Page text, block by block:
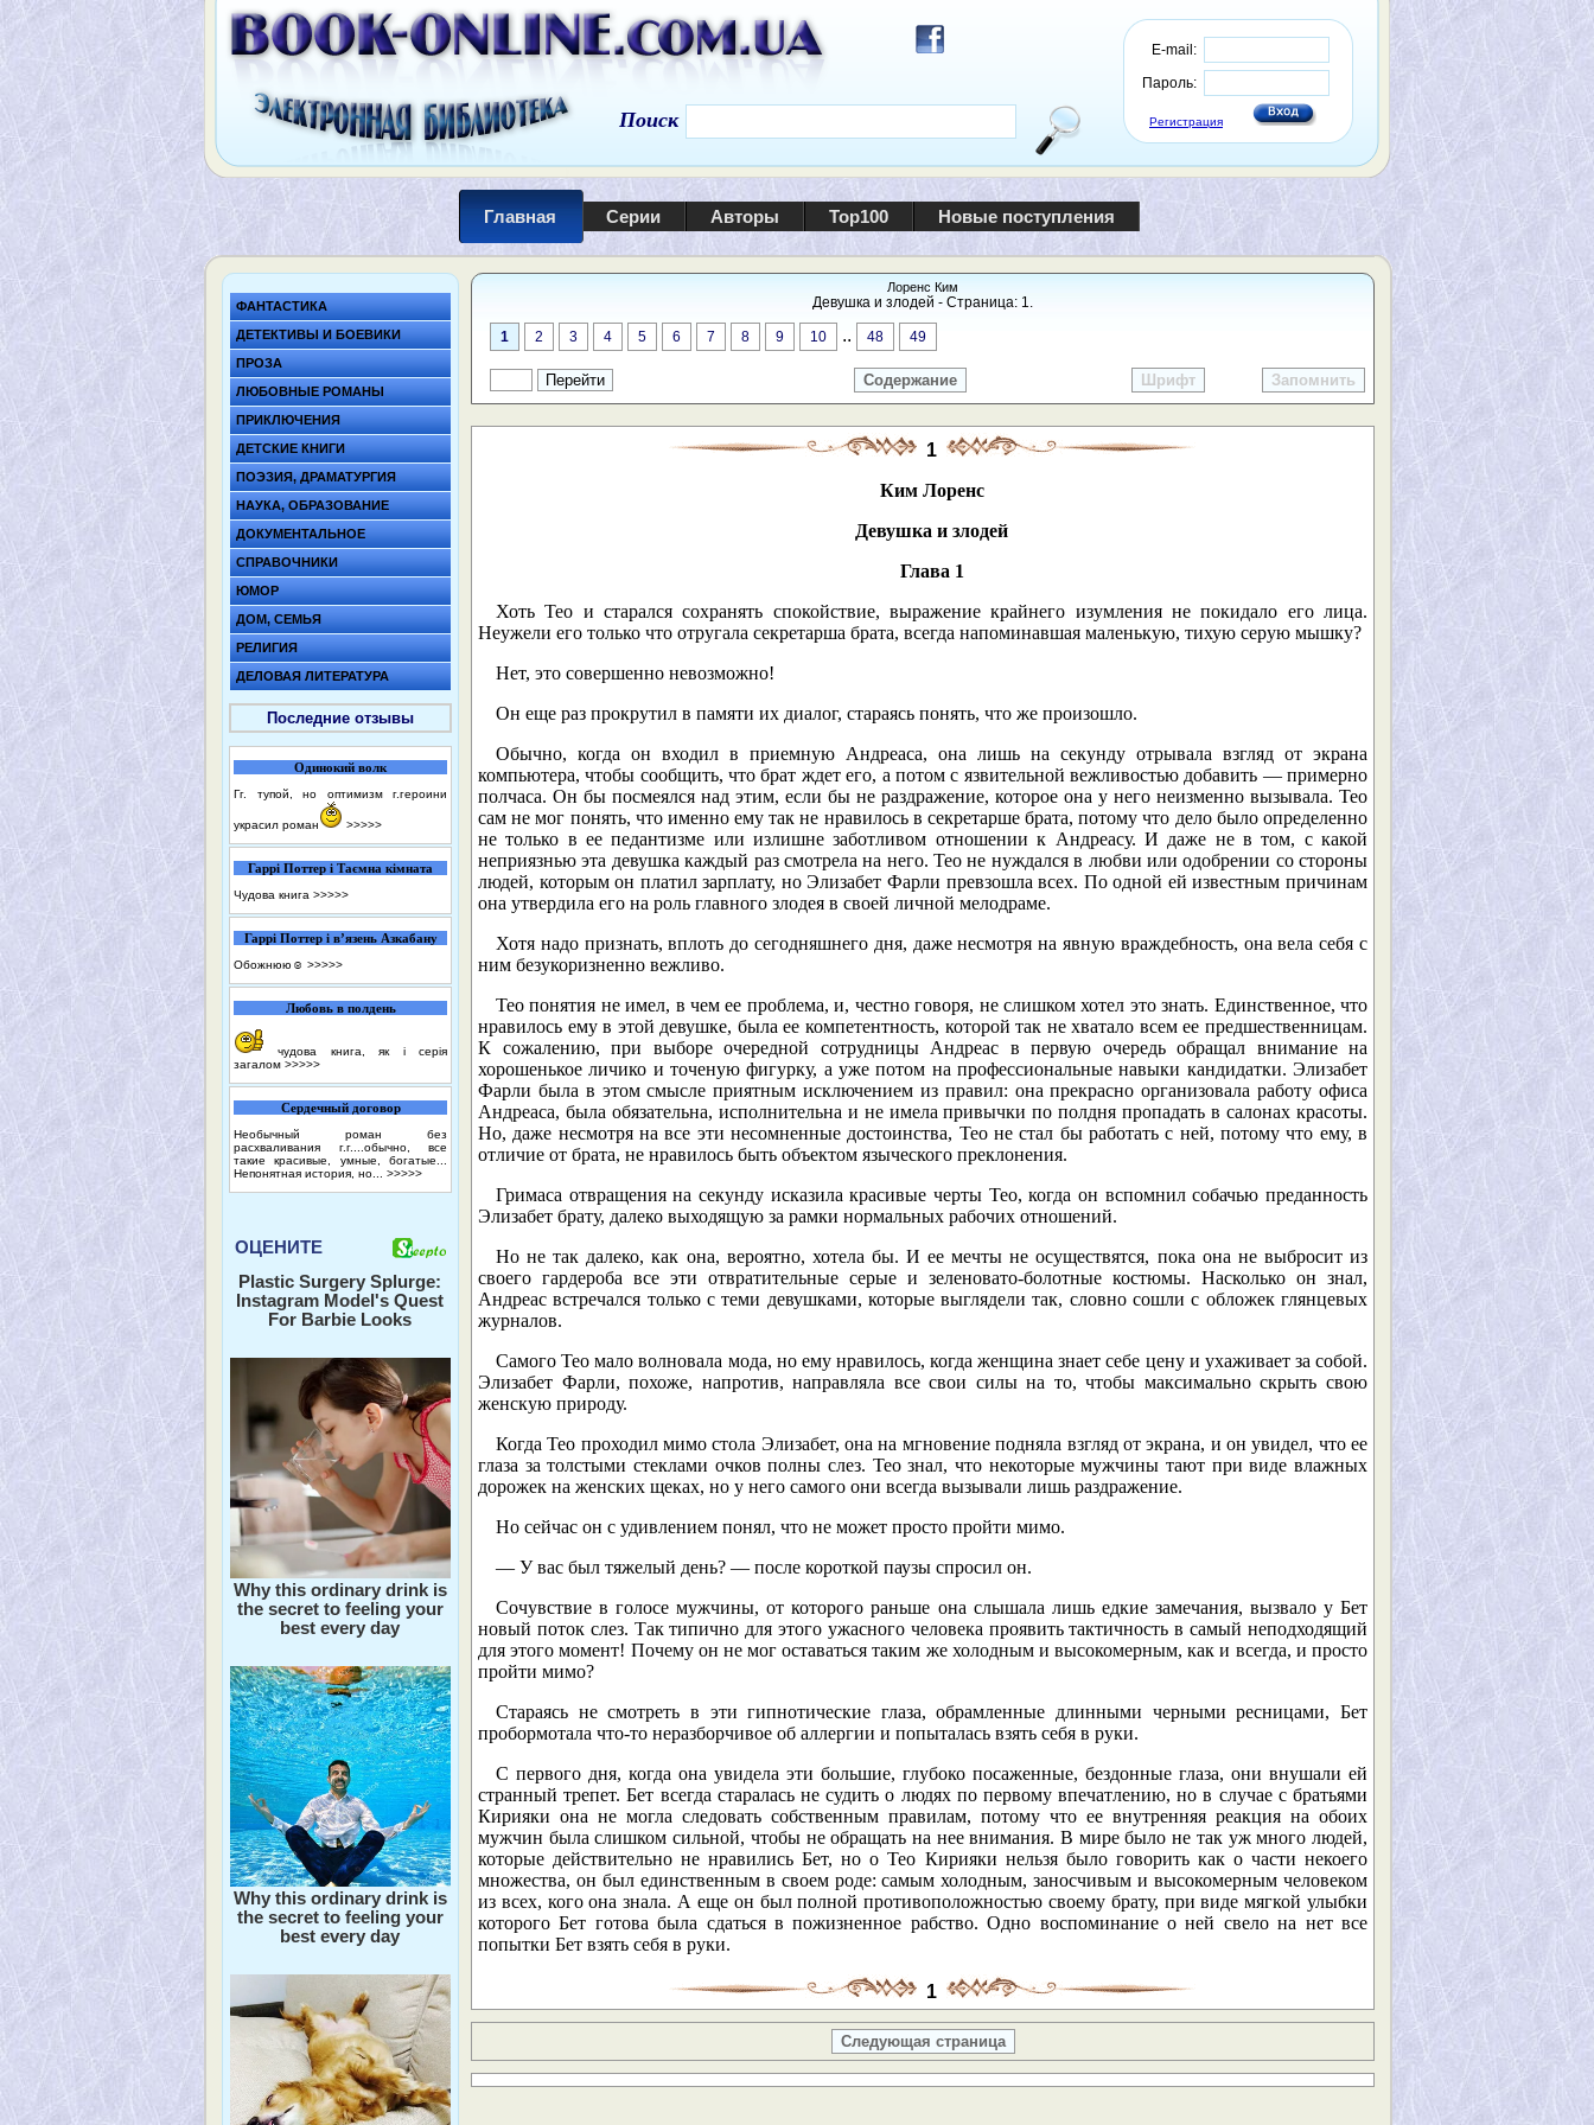
E-mail:
Пароль:
Регистрация
Поиск
Главная Серии Авторы Top100 Новые поступления
ФАНТАСТИКА
ДЕТЕКТИВЫ И БОЕВИКИ
ПРОЗА
ЛЮБОВНЫЕ РОМАНЫ
ПРИКЛЮЧЕНИЯ
ДЕТСКИЕ КНИГИ
ПОЭЗИЯ, ДРАМАТУРГИЯ
НАУКА, ОБРАЗОВАНИЕ
ДОКУМЕНТАЛЬНОЕ
СПРАВОЧНИКИ
ЮМОР
ДОМ, СЕМЬЯ
РЕЛИГИЯ
ДЕЛОВАЯ ЛИТЕРАТУРА
Последние отзывы
Одинокий волк
Гг. тупой, но оптимизм г.героини
украсил роман >>>>>
Гаррі Поттер і Таємна кімната
Чудова книга >>>>>
Гаррі Поттер і в’язень Азкабану
Обожнюю☺️ >>>>>
Любовь в полдень
чудова книга, як і серія
загалом >>>>>
Сердечный договор
Необычный роман без
расхваливания г.г....обычно, все
такие красивые, умные, богатые...
Непонятная история, но... >>>>>
ОЦЕНИТЕ
Plastic Surgery Splurge:
Instagram Model's Quest
For Barbie Looks
Why this ordinary drink is
the secret to feeling your
best every day
Why this ordinary drink is
the secret to feeling your
best every day
Лоренс Ким
Девушка и злодей - Страница: 1.
1 2 3 4 5 6 7 8 9 10 .. 48 49
Содержание Шрифт Запомнить
1
Ким Лоренс
Девушка и злодей
Глава 1
Хоть Тео и старался сохранять спокойствие, выражение крайнего изумления не покидало его лица.
Неужели его только что отругала секретарша брата, всегда напоминавшая маленькую, тихую серую мышку?
Нет, это совершенно невозможно!
Он еще раз прокрутил в памяти их диалог, стараясь понять, что же произошло.
Обычно, когда он входил в приемную Андреаса, она лишь на секунду отрывала взгляд от экрана
компьютера, чтобы сообщить, что брат ждет его, а потом с язвительной вежливостью добавить — примерно
полчаса. Он бы посмеялся над этим, если бы не раздражение, которое она у него неизменно вызывала. Тео
сам не мог понять, что именно ему так не нравилось в секретарше брата, потому что дело было определенно
не только в ее педантизме или излишне заботливом отношении к Андреасу. И даже не в том, с какой
неприязнью эта девушка каждый раз смотрела на него. Тео не нуждался в любви или одобрении со стороны
людей, которым он платил зарплату, но Элизабет Фарли превзошла всех. По одной ей известным причинам
она утвердила его на роль главного злодея в своей личной мелодраме.
Хотя надо признать, вплоть до сегодняшнего дня, даже несмотря на явную враждебность, она вела себя с
ним безукоризненно вежливо.
Тео понятия не имел, в чем ее проблема, и, честно говоря, не слишком хотел это знать. Единственное, что
нравилось ему в этой девушке, была ее компетентность, которой так не хватало всем ее предшественницам.
К сожалению, при выборе очередной сотрудницы Андреас в первую очередь обращал внимание на
хорошенькое личико и точеную фигурку, а уже потом на профессиональные навыки кандидатки. Элизабет
Фарли была в этом смысле приятным исключением из правил: она прекрасно организовала работу офиса
Андреаса, была обязательна, исполнительна и не имела привычки по полдня пропадать в салонах красоты.
Но, даже несмотря на все эти несомненные достоинства, Тео не стал бы работать с ней, потому что ему, в
отличие от брата, не нравилось быть объектом языческого преклонения.
Гримаса отвращения на секунду исказила красивые черты Тео, когда он вспомнил собачью преданность
Элизабет брату, далеко выходящую за рамки нормальных рабочих отношений.
Но не так далеко, как она, вероятно, хотела бы. И ее мечты не осуществятся, пока она не выбросит из
своего гардероба все эти отвратительные серые и зеленовато-болотные костюмы. Насколько он знал,
Андреас встречался только с теми девушками, которые выглядели так, словно сошли с обложек глянцевых
журналов.
Самого Тео мало волновала мода, но ему нравилось, когда женщина знает себе цену и ухаживает за собой.
Элизабет Фарли, похоже, напротив, направляла все свои силы на то, чтобы максимально скрыть свою
женскую природу.
Когда Тео проходил мимо стола Элизабет, она на мгновение подняла взгляд от экрана, и он увидел, что ее
глаза за толстыми стеклами очков полны слез. Тео знал, что некоторые мужчины тают при виде влажных
дорожек на женских щеках, но у него самого они всегда вызывали лишь раздражение.
Но сейчас он с удивлением понял, что не может просто пройти мимо.
— У вас был тяжелый день? — после короткой паузы спросил он.
Сочувствие в голосе мужчины, от которого раньше она слышала лишь едкие замечания, вызвало у Бет
новый поток слез. Так типично для этого ужасного человека проявить тактичность в самый неподходящий
для этого момент! Почему он не мог оставаться таким же холодным и высокомерным, как и всегда, и просто
пройти мимо?
Стараясь не смотреть в эти гипнотические глаза, обрамленные длинными черными ресницами, Бет
пробормотала что-то неразборчивое об аллергии и попыталась взять себя в руки.
С первого дня, когда она увидела эти большие, глубоко посаженные, бездонные глаза, они внушали ей
странный трепет. Бет всегда старалась не судить о людях по первому впечатлению, но в случае с братьями
Кирияки она не могла следовать собственным правилам, потому что ее внутренняя реакция на обоих
мужчин была слишком сильной, чтобы не обращать на нее внимания. В мире было не так уж много людей,
которые действительно не нравились Бет, но о Тео Кирияки нельзя было говорить как о части некоего
множества, он был единственным в своем роде: самым холодным, заносчивым и высокомерным человеком
из всех, кого она знала. А еще он был полной противоположностью своему брату, при виде мягкой улыбки
которого Бет готова была сдаться в пожизненное рабство. Одно воспоминание о ней свело на нет все
попытки Бет взять себя в руки.
1
Следующая страница